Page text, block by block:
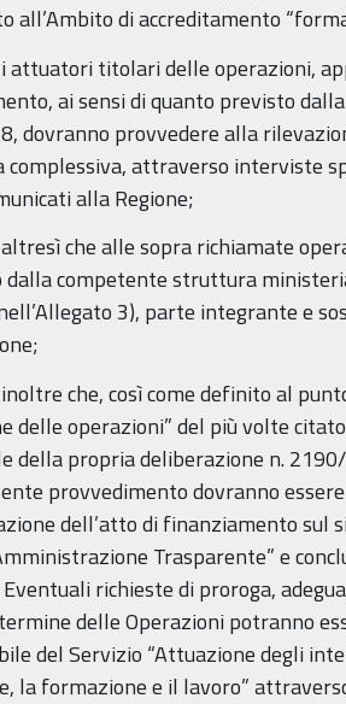
all’Ambito di accreditamento
attuatori titolari delle operazioni,
ai sensi di quanto previsto
dovranno provvedere alla
complessiva, attraverso interviste
alla Regione;
che alle sopra richiamate
competente struttura
3), parte integrante e
che, così come definito al
delle operazioni” del più volte
della propria deliberazione n.
provvedimento dovranno
dell’atto di finanziamento sul
Trasparente” e
Eventuali richieste di proroga,
delle Operazioni potranno
del Servizio “Attuazione degli
la formazione e il lavoro”